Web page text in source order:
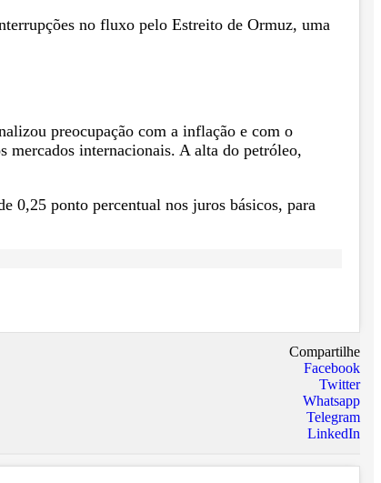
no fluxo pelo Estreito de Ormuz, uma
preocupação com a inflação e com o
internacionais. A alta do petróleo,
0,25 ponto percentual nos juros básicos, para
Compartilhe
Facebook
Twitter
Whatsapp
Telegram
LinkedIn